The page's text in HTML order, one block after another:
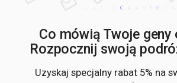
Co mówią Twoje geny
Rozpocznij swoją
Uzyskaj specjalny rabat 5% na